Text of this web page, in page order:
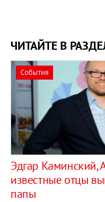
ЧИТАЙТЕ В
События
Эдгар Каминский,
известные отцы
папы